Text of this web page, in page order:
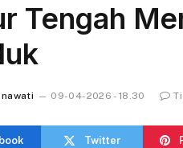
Tengah
09-04-2026 - 18.30
Twitter